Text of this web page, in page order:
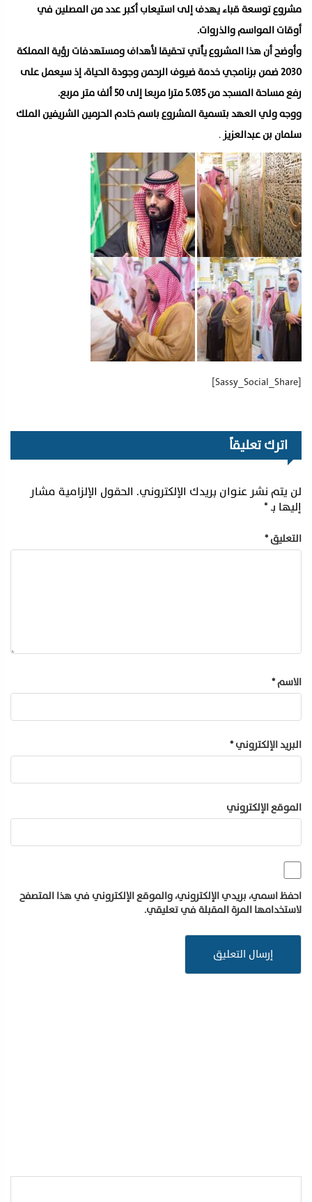
مشروع توسعة قباء يهدف إلى استيعاب أكبر عدد من المصلين في
أوقات المواسم والذروات.
وأوضح أن هذا المشروع يأتي تحقيقا لأهداف ومستهدفات رؤية المملكة
2030 ضمن برنامجي خدمة ضيوف الرحمن وجودة الحياة، إذ سيعمل على
رفع مساحة المسجد من 5.035 مترا مربعا إلى 50 ألف متر مربع.
ووجه ولي العهد بتسمية المشروع باسم خادم الحرمين الشريفين الملك
سلمان بن عبدالعزيز .
[Sassy_Social_Share]
اترك تعليقاً
لن يتم نشر عنوان بريدك الإلكتروني. الحقول الإلزامية مشار
إليها بـ*
التعليق*
الاسم*
البريد الإلكتروني*
الموقع الإلكتروني
احفظ اسمي، بريدي الإلكتروني، والموقع الإلكتروني في هذا المتصفح
لاستخدامها المرة المقبلة في تعليقي.